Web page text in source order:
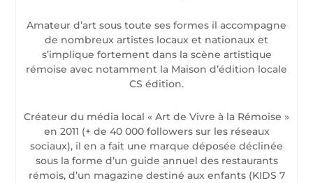
Amateur d’art sous toute ses formes il accompagne
de nombreux artistes locaux et nationaux et
s’implique fortement dans la scène artistique
rémoise avec notamment la Maison d’édition locale
CS édition.
Créateur du média local « Art de Vivre à la Rémoise »
en 2011 (+ de 40 000 followers sur les réseaux
sociaux), il en a fait une marque déposée déclinée
sous la forme d’un guide annuel des restaurants
rémois, d’un magazine destiné aux enfants (KIDS 7